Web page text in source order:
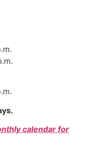
calendar for